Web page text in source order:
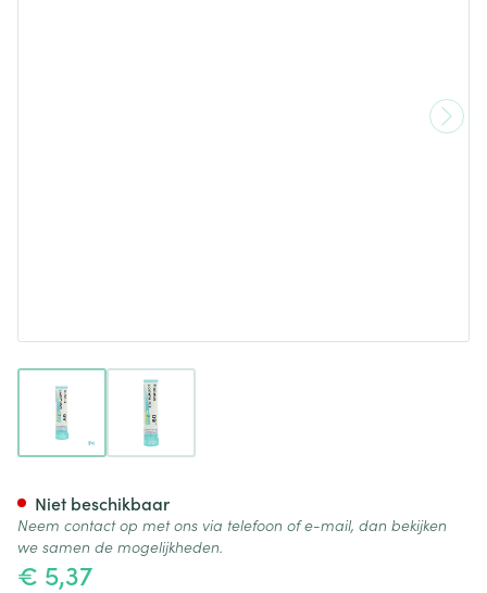
View larger imageView larger image
€ 5,37
Niet beschikbaar
Neem contact op met ons via telefoon of e-mail, dan bekijken
we samen de mogelijkheden.